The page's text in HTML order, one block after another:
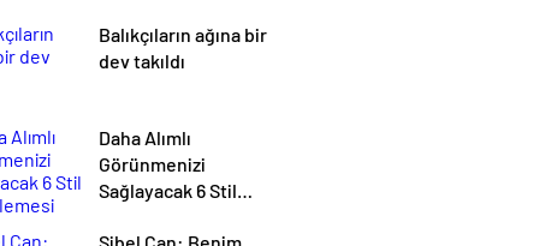
Balıkçıların ağına bir
dev takıldı
Daha Alımlı
Görünmenizi
Sağlayacak 6 Stil
Sibel Can: Benim